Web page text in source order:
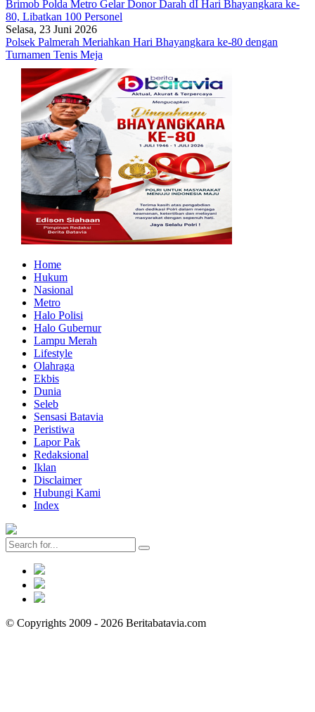
Brimob Polda Metro Gelar Donor Darah dI Hari Bhayangkara ke-
80, Libatkan 100 Personel
Selasa, 23 Juni 2026
Polsek Palmerah Meriahkan Hari Bhayangkara ke-80 dengan
Turnamen Tenis Meja
Home
Hukum
Nasional
Metro
Halo Polisi
Halo Gubernur
Lampu Merah
Lifestyle
Olahraga
Ekbis
Dunia
Seleb
Sensasi Batavia
Peristiwa
Lapor Pak
Redaksional
Iklan
Disclaimer
Hubungi Kami
Index
© Copyrights 2009 - 2026 Beritabatavia.com